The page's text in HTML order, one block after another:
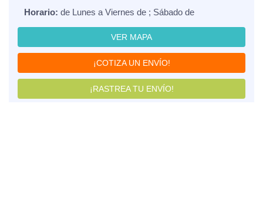
Horario: de Lunes a Viernes de ; Sábado de
VER MAPA
¡COTIZA UN ENVÍO!
¡RASTREA TU ENVÍO!